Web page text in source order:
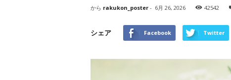
から rakukon_poster- 6月 26, 2026 42542
シェア Facebook Twitter